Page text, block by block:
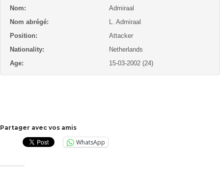
Nom:
Admiraal
Nom abrégé:
L. Admiraal
Position:
Attacker
Nationality:
Netherlands
Age:
15-03-2002 (24)
Partager avec vos amis
WhatsApp